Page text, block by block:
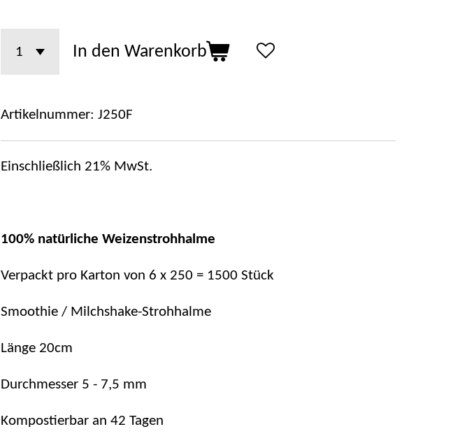
In den Warenkorb
Artikelnummer: J250F
Einschließlich 21% MwSt.
100% natürliche Weizenstrohhalme
Verpackt pro Karton von 6 x 250 = 1500 Stück
Smoothie / Milchshake-Strohhalme
Länge 20cm
Durchmesser 5 - 7,5 mm
Kompostierbar an 42 Tagen